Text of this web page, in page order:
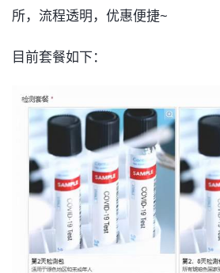
所，流程透明，优惠便捷~
目前套餐如下：